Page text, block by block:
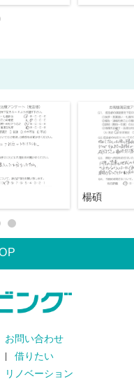
楊碩
お問い合わせ
借りたい
リノベーション